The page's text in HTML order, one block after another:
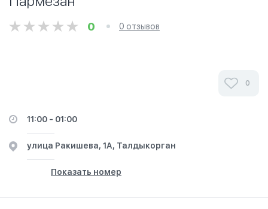
0 0 отзывов
0
11:00 - 01:00
улица Ракишева, 1А, Талдыкорган
Показать номер